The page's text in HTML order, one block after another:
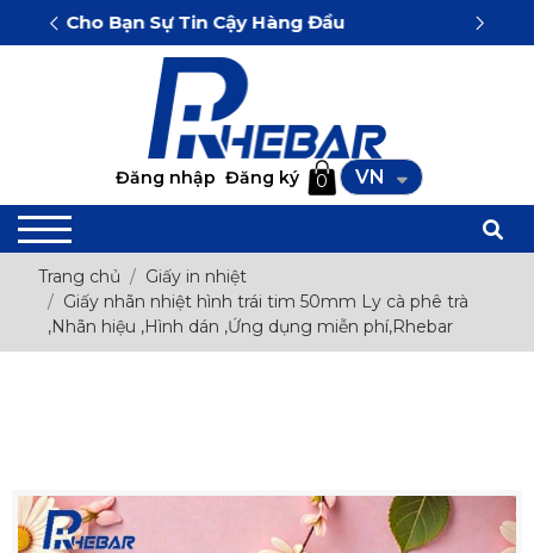
Cho Bạn Sự Tin Cậy Hàng Đầu
Đăng nhập Đăng ký 0 VN
Trang chủ
Giấy in nhiệt
Giấy nhãn nhiệt hình trái tim 50mm Ly cà phê trà
,Nhãn hiệu ,Hình dán ,Ứng dụng miễn phí,Rhebar